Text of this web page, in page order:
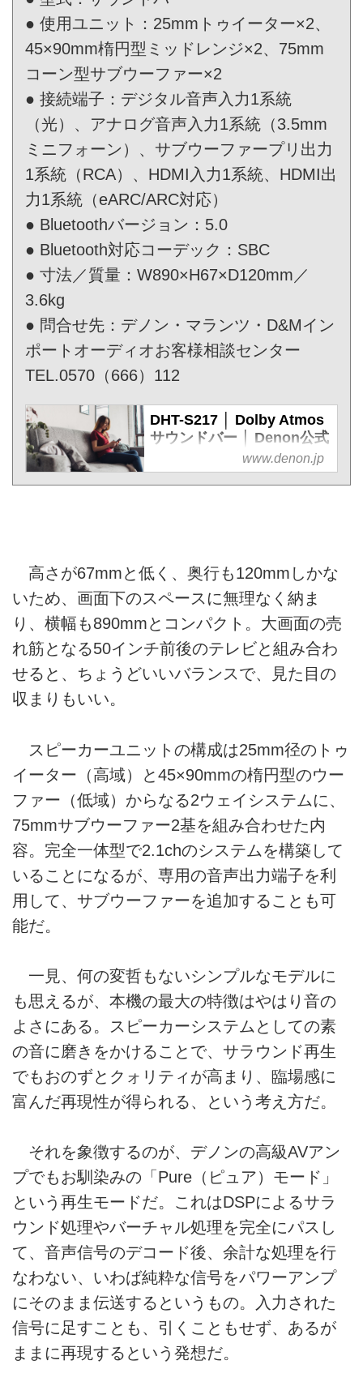
● 使用ユニット：25mmトゥイーター×2、
45×90mm楕円型ミッドレンジ×2、75mm
コーン型サブウーファー×2
● 接続端子：デジタル音声入力1系統
（光）、アナログ音声入力1系統（3.5mm
ミニフォーン）、サブウーファープリ出力
1系統（RCA）、HDMI入力1系統、HDMI出
力1系統（eARC/ARC対応）
● Bluetoothバージョン：5.0
● Bluetooth対応コーデック：SBC
● 寸法／質量：W890×H67×D120mm／
3.6kg
● 問合せ先：デノン・マランツ・D&Mイン
ポートオーディオお客様相談センター
TEL.0570（666）112
DHT-S217 │ Dolby Atmos
サウンドバー │ Denon公式
ンボディタイプのサウンドバ
ー。ュアルサブウーハー搭載
で、パワフルなサラウンドサウ
ンドをお届けします。
www.denon.jp
高さが67mmと低く、奥行も120mmしかな
いため、画面下のスペースに無理なく納ま
り、横幅も890mmとコンパクト。大画面の売
れ筋となる50インチ前後のテレビと組み合わ
せると、ちょうどいいバランスで、見た目の
収まりもいい。
スピーカーユニットの構成は25mm径のトゥ
イーター（高域）と45×90mmの楕円型のウー
ファー（低域）からなる2ウェイシステムに、
75mmサブウーファー2基を組み合わせた内
容。完全一体型で2.1chのシステムを構築して
いることになるが、専用の音声出力端子を利
用して、サブウーファーを追加することも可
能だ。
一見、何の変哲もないシンプルなモデルに
も思えるが、本機の最大の特徴はやはり音の
よさにある。スピーカーシステムとしての素
の音に磨きをかけることで、サラウンド再生
でもおのずとクォリティが高まり、臨場感に
富んだ再現性が得られる、という考え方だ。
それを象徴するのが、デノンの高級AVアン
プでもお馴染みの「Pure（ピュア）モード」
という再生モードだ。これはDSPによるサラ
ウンド処理やバーチャル処理を完全にパスし
て、音声信号のデコード後、余計な処理を行
なわない、いわば純粋な信号をパワーアンプ
にそのまま伝送するというもの。入力された
信号に足すことも、引くこともせず、あるが
ままに再現するという発想だ。